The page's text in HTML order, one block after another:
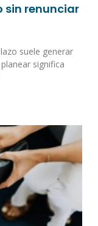
sin renunciar
suele generar
significa